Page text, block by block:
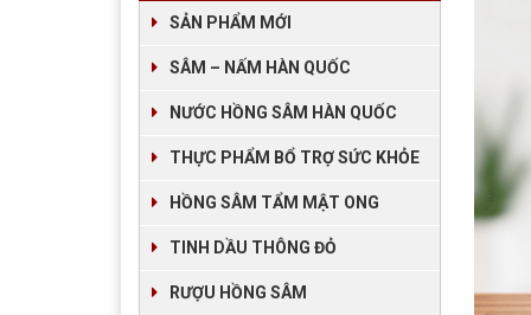
SẢN PHẨM MỚI
SÂM – NẤM HÀN QUỐC
NƯỚC HỒNG SÂM HÀN QUỐC
THỰC PHẨM BỔ TRỢ SỨC KHỎE
HỒNG SÂM TẨM MẬT ONG
TINH DẦU THÔNG ĐỎ
RƯỢU HỒNG SÂM